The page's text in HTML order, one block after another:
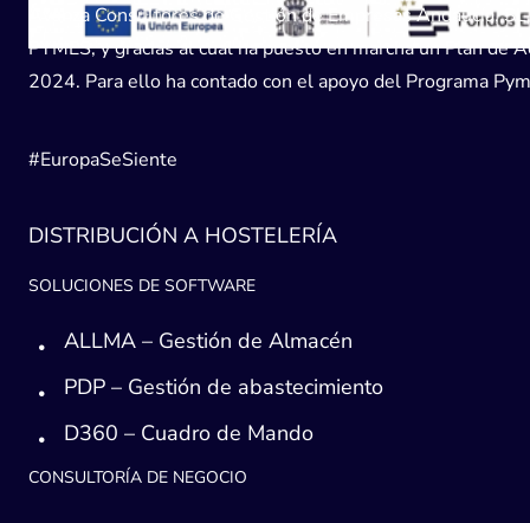
Avanza Consultores de Gestión de Empresas Andaucía,
PYMES, y gracias al cual ha puesto en marcha un Plan
2024. Para ello ha contado con el apoyo del Programa
#EuropaSeSiente
DISTRIBUCIÓN A HOSTELERÍA
SOLUCIONES DE SOFTWARE
ALLMA – Gestión de Almacén
PDP – Gestión de abastecimiento
D360 – Cuadro de Mando
CONSULTORÍA DE NEGOCIO